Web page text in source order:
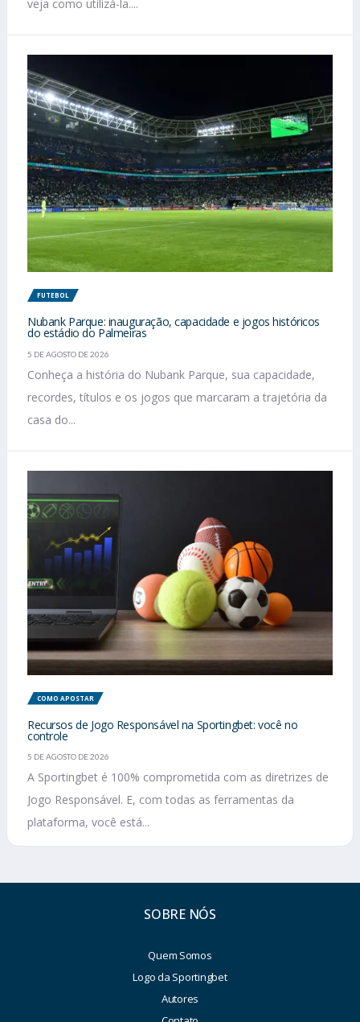
veja como utilizá-la....
FUTEBOL
Nubank Parque: inauguração, capacidade e jogos históricos
do estádio do Palmeiras
5 DE AGOSTO DE 2026
Conheça a história do Nubank Parque, sua capacidade,
recordes, títulos e os jogos que marcaram a trajetória da
casa do...
COMO APOSTAR
Recursos de Jogo Responsável na Sportingbet: você no
controle
5 DE AGOSTO DE 2026
A Sportingbet é 100% comprometida com as diretrizes de
Jogo Responsável. E, com todas as ferramentas da
plataforma, você está...
SOBRE NÓS
Quem Somos
Logo da Sportingbet
Autores